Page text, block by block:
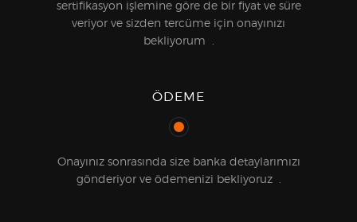
sertifikasyon işlemine göre de bir fiyat ve süre
veriyor ve sizden tercüme için onayınızı
bekliyorum .
ÖDEME
Onayınız sonrasında size banka detaylarımızı
gönderiyor ve ödemenizi bekliyoruz .